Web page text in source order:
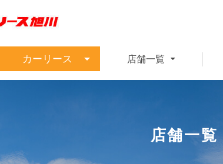
カーリース 店舗一覧
店舗一覧